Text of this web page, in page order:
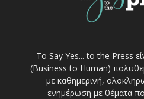
Το Say Yes... to the Press
(Business to Human)
με καθημερινή,
ενημέρωση με θέματα